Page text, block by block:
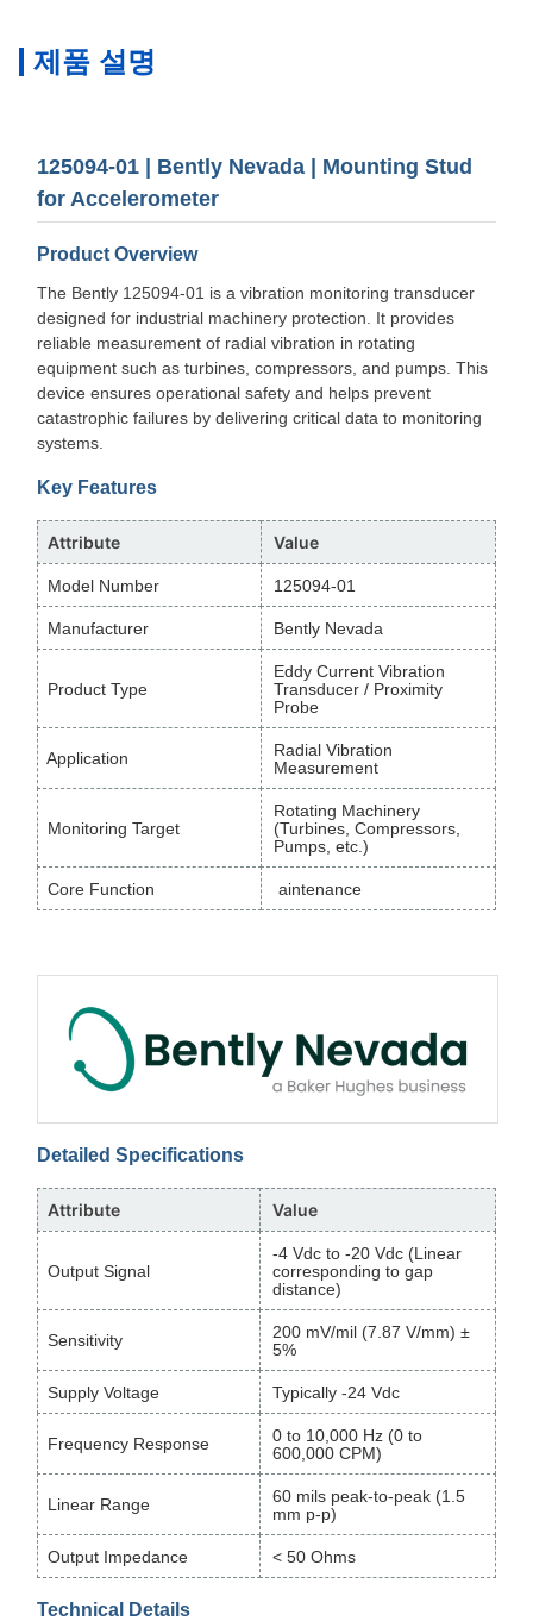
제품 설명
125094-01 | Bently Nevada | Mounting Stud
for Accelerometer
Product Overview
The Bently 125094-01 is a vibration monitoring transducer
designed for industrial machinery protection. It provides
reliable measurement of radial vibration in rotating
equipment such as turbines, compressors, and pumps. This
device ensures operational safety and helps prevent
catastrophic failures by delivering critical data to monitoring
systems.
Key Features
Attribute Value
Model Number 125094-01
Manufacturer Bently Nevada
Product Type
Eddy Current Vibration
Transducer / Proximity
Probe
Application
Radial Vibration
Measurement
Monitoring Target
Rotating Machinery
(Turbines, Compressors,
Pumps, etc.)
Core Function aintenance
Detailed Specifications
Attribute Value
Output Signal
-4 Vdc to -20 Vdc (Linear
corresponding to gap
distance)
Sensitivity
200 mV/mil (7.87 V/mm) ±
5%
Supply Voltage Typically -24 Vdc
Frequency Response
0 to 10,000 Hz (0 to
600,000 CPM)
Linear Range
60 mils peak-to-peak (1.5
mm p-p)
Output Impedance < 50 Ohms
Technical Details